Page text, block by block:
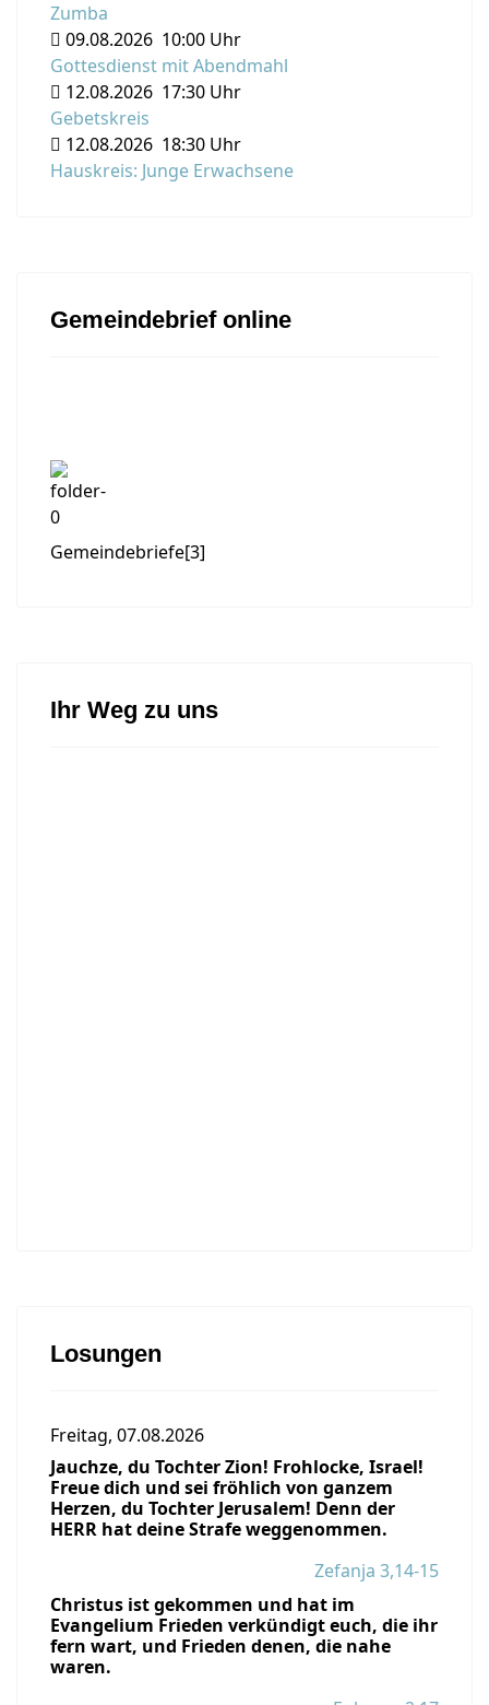
Zumba
09.08.2026 10:00 Uhr
Gottesdienst mit Abendmahl
12.08.2026 17:30 Uhr
Gebetskreis
12.08.2026 18:30 Uhr
Hauskreis: Junge Erwachsene
Gemeindebrief online
Gemeindebriefe[3]
Ihr Weg zu uns
Losungen
Freitag, 07.08.2026
Jauchze, du Tochter Zion! Frohlocke, Israel!
Freue dich und sei fröhlich von ganzem
Herzen, du Tochter Jerusalem! Denn der
HERR hat deine Strafe weggenommen.
Zefanja 3,14-15
Christus ist gekommen und hat im
Evangelium Frieden verkündigt euch, die ihr
fern wart, und Frieden denen, die nahe
waren.